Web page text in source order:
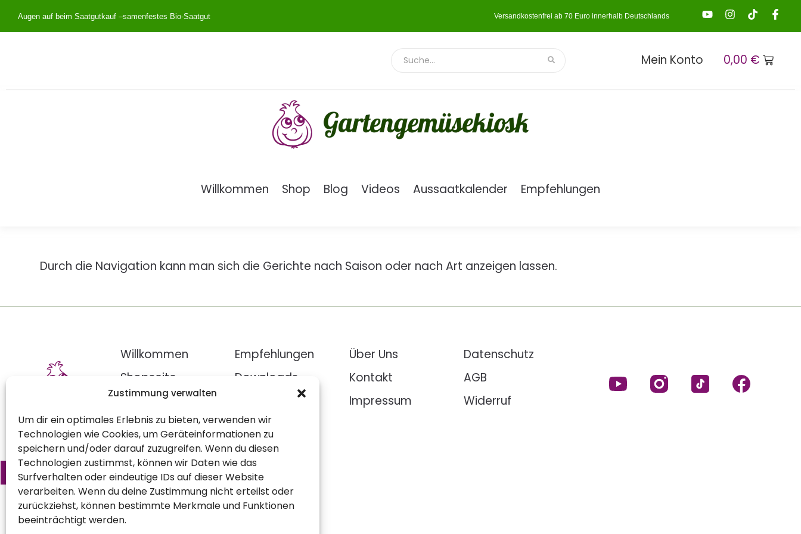
Zustimmung verwalten
Um dir ein optimales Erlebnis zu bieten, verwenden wir
Technologien wie Cookies, um Geräteinformationen zu
speichern und/oder darauf zuzugreifen. Wenn du diesen
Technologien zustimmst, können wir Daten wie das
Surfverhalten oder eindeutige IDs auf dieser Website
verarbeiten. Wenn du deine Zustimmung nicht erteilst oder
zurückziehst, können bestimmte Merkmale und Funktionen
beeinträchtigt werden.
Augen auf beim Saatgutkauf –samenfestes Bio-Saatgut Versandkostenfrei ab 70 Euro innerhalb Deutschlands
Mein Konto 0,00 €
Willkommen Shop Blog Videos Aussaatkalender Empfehlungen
Durch die Navigation kann man sich die Gerichte nach Saison oder nach Art anzeigen lassen.
Willkommen
Shopseite
Blog
Empfehlungen
Downloads
Über Uns
Kontakt
Impressum
Datenschutz
AGB
Widerruf
Vertrag widerrufen